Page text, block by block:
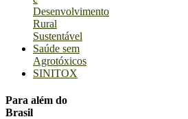
Desenvolvimento
Rural
Sustentável
Saúde sem
Agrotóxicos
SINITOX
Para além do
Brasil